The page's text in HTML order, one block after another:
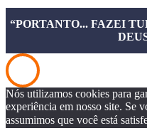
“PORTANTO... FAZEI
Nós utilizamos cookies para
experiência em nosso site. Se
assumimos que você está